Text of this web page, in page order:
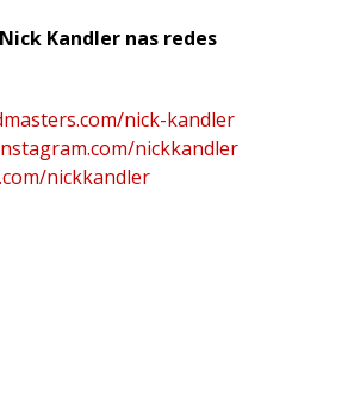
Kandler nas redes
nick-kandler
nickkandler
nickkandler